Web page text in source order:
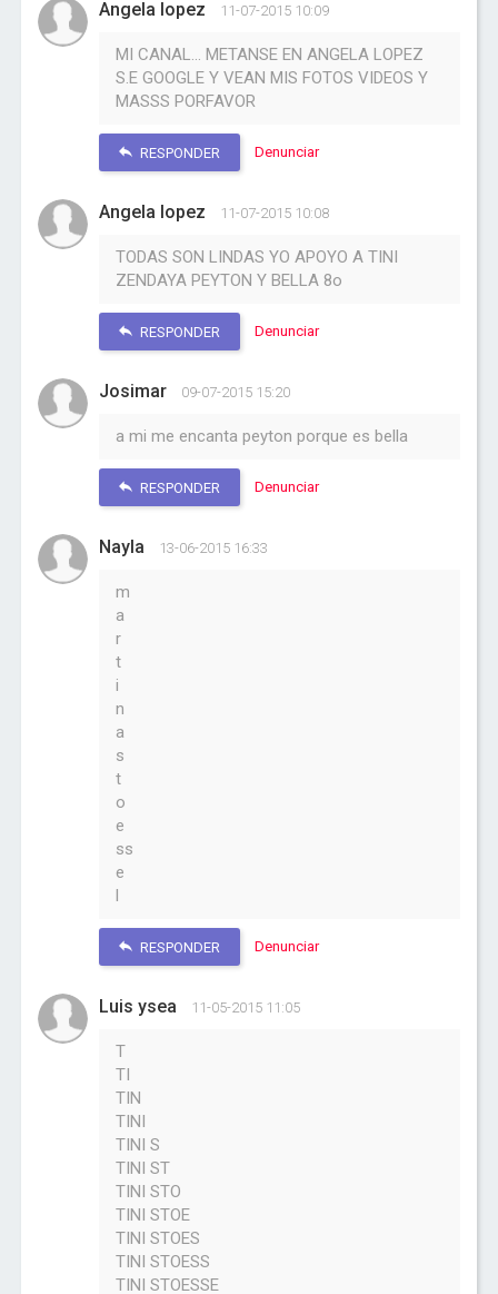
Angela lopez 11-07-2015 10:09
MI CANAL... METANSE EN ANGELA LOPEZ
S.E GOOGLE Y VEAN MIS FOTOS VIDEOS Y
MASSS PORFAVOR
RESPONDER Denunciar
Angela lopez 11-07-2015 10:08
TODAS SON LINDAS YO APOYO A TINI
ZENDAYA PEYTON Y BELLA 8o
RESPONDER Denunciar
Josimar 09-07-2015 15:20
a mi me encanta peyton porque es bella
RESPONDER Denunciar
Nayla 13-06-2015 16:33
m
a
r
t
i
n
a
s
t
o
e
ss
e
l
RESPONDER Denunciar
Luis ysea 11-05-2015 11:05
T
TI
TIN
TINI
TINI S
TINI ST
TINI STO
TINI STOE
TINI STOES
TINI STOESS
TINI STOESSE